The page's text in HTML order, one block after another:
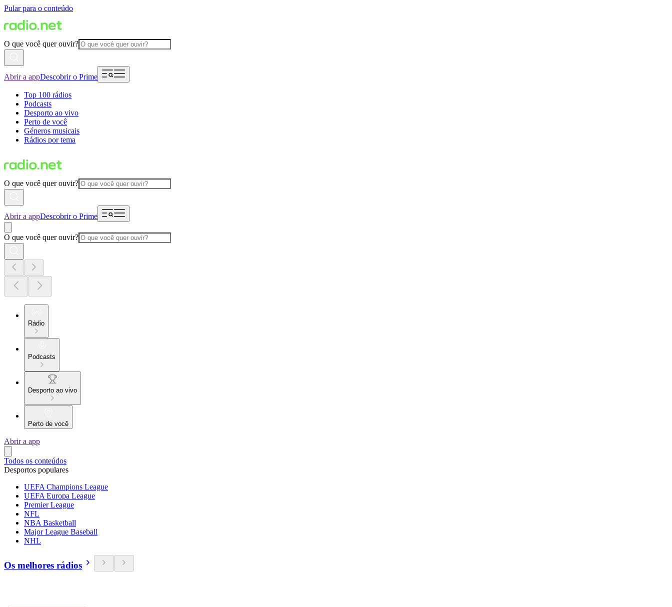
Pular para o conteúdo
O que você quer ouvir?
Abrir a appDescobrir o Prime
Top 100 rádios
Podcasts
Desporto ao vivo
Perto de você
Géneros musicais
Rádios por tema
O que você quer ouvir?
Abrir a appDescobrir o Prime
O que você quer ouvir?
Rádio
Podcasts
Desporto ao vivo
Perto de você
Abrir a app
Todos os conteúdos
Desportos populares
UEFA Champions League
UEFA Europa League
Premier League
NFL
NBA Basketball
Major League Baseball
NHL
Os melhores rádios